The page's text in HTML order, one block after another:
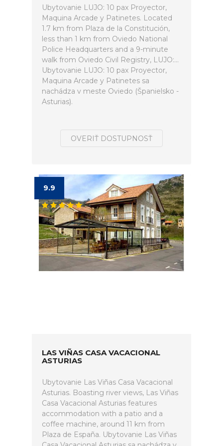
Ubytovanie LUJO: 10 pax Proyector,
Maquina Arcade y Patinetes. Located
1.7 km from Plaza de la Constitución,
less than 1 km from Oviedo National
Police Headquarters and a 9-minute
walk from Oviedo Civil Registry, LUJO:...
Ubytovanie LUJO: 10 pax Proyector,
Maquina Arcade y Patinetes sa
nachádza v meste Oviedo (Španielsko -
Asturias).
OVERIŤ DOSTUPNOSŤ
9.9
LAS VIÑAS CASA VACACIONAL
ASTURIAS
Ubytovanie Las Viñas Casa Vacacional
Asturias. Boasting river views, Las Viñas
Casa Vacacional Asturias features
accommodation with a patio and a
coffee machine, around 11 km from
Plaza de España. Ubytovanie Las Viñas